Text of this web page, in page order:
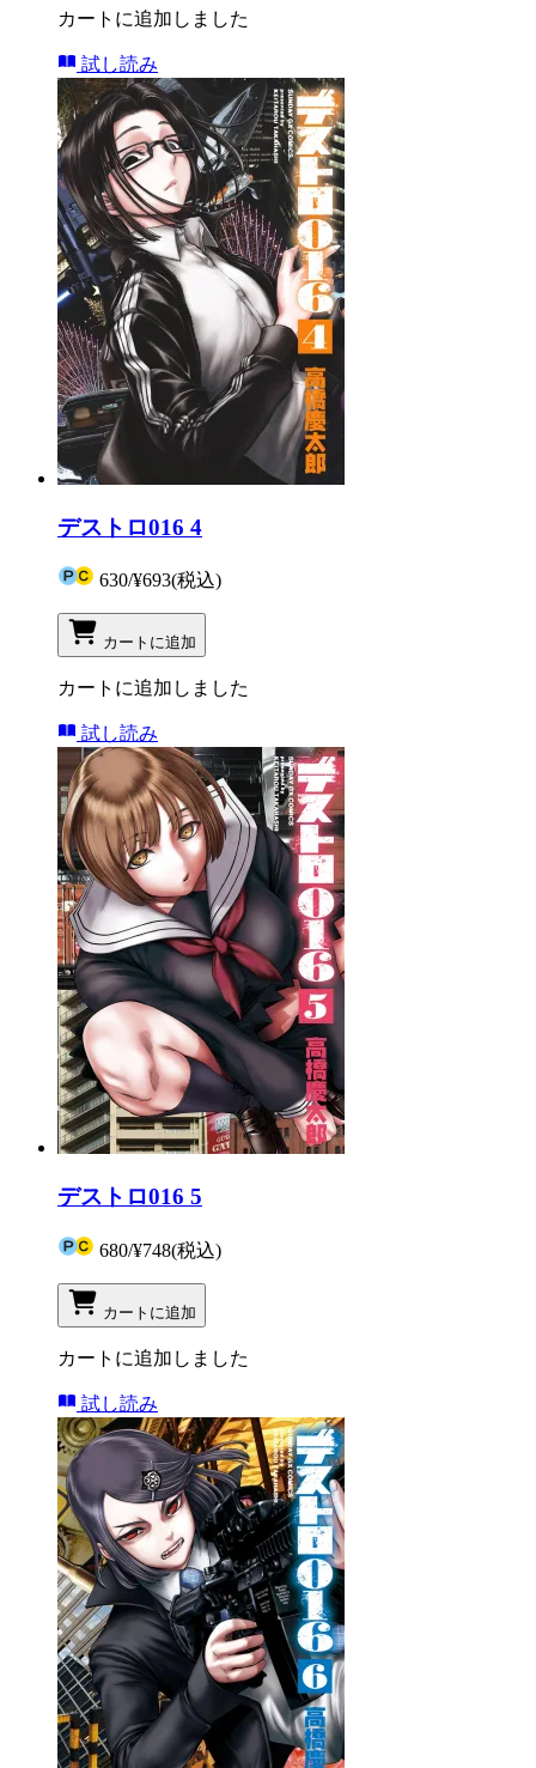
カートに追加しました
試し読み
デストロ016 4
630/¥693(税込)
カートに追加
カートに追加しました
試し読み
デストロ016 5
680/¥748(税込)
カートに追加
カートに追加しました
試し読み